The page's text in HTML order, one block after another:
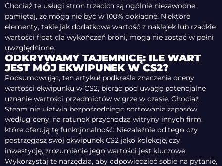
Chociaż te usługi stron trzecich są ogólnie niezawodne,
pamiętaj, że mogą nie być w 100% dokładne. Niektóre
elementy, takie jak dodatkowa wartość z naklejek lub rzadkie
wartości float dla wykończeń broni, mogą nie zostać w pełni
uwzględnione.
ODKRYWAMY TAJEMNICĘ: ILE WART
JEST MÓJ EKWIPUNEK W CS2?
Podsumowując, ten artykuł podkreśla znaczenie oceny
wartości ekwipunku w CS2, biorąc pod uwagę potencjalne
uznanie wartości przedmiotów w grze w czasie. Chociaż
Steam nie ułatwia bezpośredniego sortowania zapasów
według ceny, na ratunek przychodzą witryny innych firm,
które oferują tę funkcjonalność. Niezależnie od tego czy
postrzegasz swój ekwipunek CS2 jako kolekcję, czy
inwestycję, zrozumienie jego wartości jest kluczowe.
Wykorzystaj te narzędzia, aby odpowiedzieć sobie na pytanie,